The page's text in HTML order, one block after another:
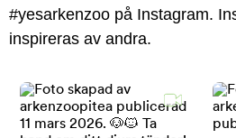
#yesarkenzoo på Instagram.
inspireras av andra.